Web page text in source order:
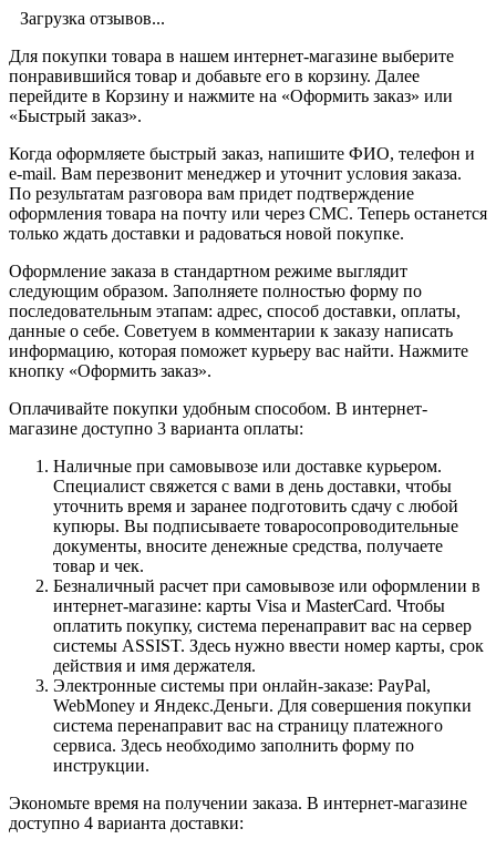
Загрузка отзывов...
Для покупки товара в нашем интернет-магазине выберите
понравившийся товар и добавьте его в корзину. Далее
перейдите в Корзину и нажмите на «Оформить заказ» или
«Быстрый заказ».
Когда оформляете быстрый заказ, напишите ФИО, телефон и
e-mail. Вам перезвонит менеджер и уточнит условия заказа.
По результатам разговора вам придет подтверждение
оформления товара на почту или через СМС. Теперь останется
только ждать доставки и радоваться новой покупке.
Оформление заказа в стандартном режиме выглядит
следующим образом. Заполняете полностью форму по
последовательным этапам: адрес, способ доставки, оплаты,
данные о себе. Советуем в комментарии к заказу написать
информацию, которая поможет курьеру вас найти. Нажмите
кнопку «Оформить заказ».
Оплачивайте покупки удобным способом. В интернет-
магазине доступно 3 варианта оплаты:
Наличные при самовывозе или доставке курьером.
Специалист свяжется с вами в день доставки, чтобы
уточнить время и заранее подготовить сдачу с любой
купюры. Вы подписываете товаросопроводительные
документы, вносите денежные средства, получаете
товар и чек.
Безналичный расчет при самовывозе или оформлении в
интернет-магазине: карты Visa и MasterCard. Чтобы
оплатить покупку, система перенаправит вас на сервер
системы ASSIST. Здесь нужно ввести номер карты, срок
действия и имя держателя.
Электронные системы при онлайн-заказе: PayPal,
WebMoney и Яндекс.Деньги. Для совершения покупки
система перенаправит вас на страницу платежного
сервиса. Здесь необходимо заполнить форму по
инструкции.
Экономьте время на получении заказа. В интернет-магазине
доступно 4 варианта доставки: